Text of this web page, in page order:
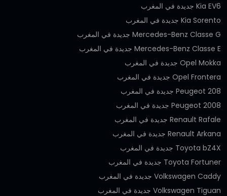
Kia EV6 جديدة في المغرب
Kia Sorento جديدة في المغرب
Mercedes-Benz Classe G جديدة في المغرب
Mercedes-Benz Classe E جديدة في المغرب
Opel Mokka جديدة في المغرب
Opel Frontera جديدة في المغرب
Peugeot 208 جديدة في المغرب
Peugeot 2008 جديدة في المغرب
Renault Rafale جديدة في المغرب
Renault Arkana جديدة في المغرب
Toyota bZ4X جديدة في المغرب
Toyota Fortuner جديدة في المغرب
Volkswagen Caddy جديدة في المغرب
Volkswagen Tiguan جديدة في المغرب